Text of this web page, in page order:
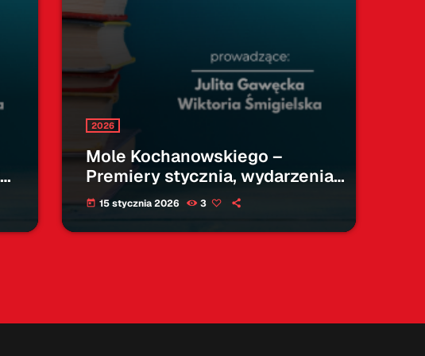
2026
Mole Kochanowskiego –
Premiery stycznia, wydarzenia,
drama z Katarzyną
today 15 stycznia 2026 3